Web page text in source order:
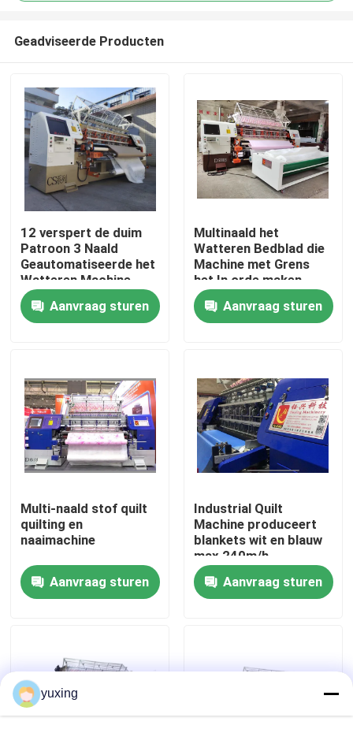
Thuis
Producten
VR-show
Over Ons
Fabriekstour
Kwaliteitscontrole
Nieuws
Gevallen
Geadviseerde Producten
12 verspert de duim
Patroon 3 Naald
Geautomatiseerde het
Watteren Machine
Algemene het Maken
MachineAanvraag sturen
Multinaald het
Watteren Bedblad die
Machine met Grens
het In orde maken
maken
Aanvraag sturen
Multi-naald stof quilt
quilting en
naaimachine
Aanvraag sturen
Industrial Quilt
Machine produceert
blankets wit en blauw
max 240m/h
Aanvraag sturen
yuxing